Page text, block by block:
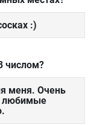
:)
числом?
меня. Очень
любимые